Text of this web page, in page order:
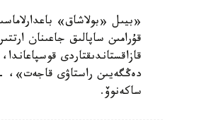
«بيىل «بولاشاق»
قۇرامىن ساپالىق جاعىنان
قازاقستاندىقتاردى
دەڭگەيىن راستاۋى قاجەت»، -
ساكەنوۆ.